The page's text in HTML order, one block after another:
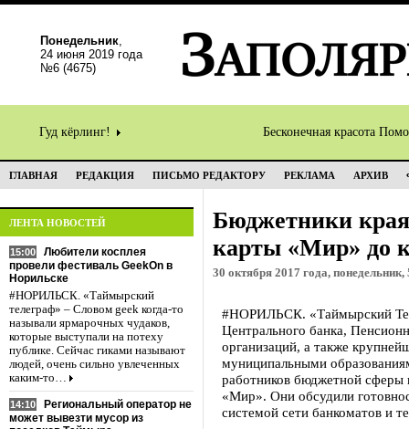
Понедельник,
24 июня 2019 года
№6 (4675)
Гуд кёрлинг! Бесконечная красота
ГЛАВНАЯ РЕДАКЦИЯ ПИСЬМО РЕДАКТОРУ РЕКЛАМА АРХИВ
ЛЕНТА НОВОСТЕЙ
15:00
Любители косплея
провели фестиваль GeekOn в
Норильске
#НОРИЛЬСК. «Таймырский
телеграф» – Словом geek когда-то
называли ярмарочных чудаков,
которые выступали на потеху
публике. Сейчас гиками называют
людей, очень сильно увлеченных
каким-то…
14:10
Региональный оператор не
может вывезти мусор из
Бюджетники
карты «Мир» до
30 октября 2017 года, понедельник,
#НОРИЛЬСК. «Таймырский
Центрального банка,
организаций, а также
муниципальными
работников бюджетной сферы
«Мир». Они обсудили
системой сети банкоматов и